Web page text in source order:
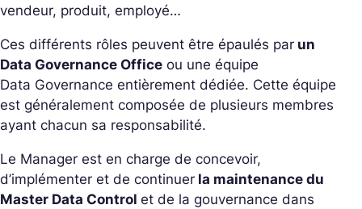
vendeur, produit, employé…
Ces différents rôles peuvent être épaulés par un
Data Governance Office ou une équipe
Data Governance entièrement dédiée. Cette équipe
est généralement composée de plusieurs membres
ayant chacun sa responsabilité.
Le Manager est en charge de concevoir,
d’implémenter et de continuer la maintenance du
Master Data Control et de la gouvernance dans